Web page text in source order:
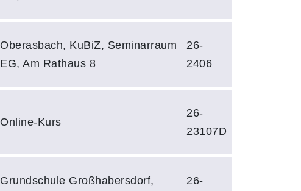
Oberasbach, KuBiZ, Seminarraum
EG, Am Rathaus 8
26-
2406
Online-Kurs
26-
23107D
Grundschule Großhabersdorf,
26-